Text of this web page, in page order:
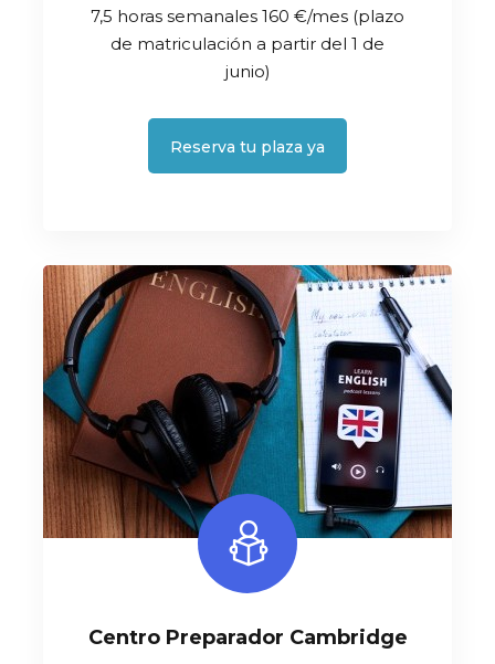
7,5 horas semanales 160 €/mes (plazo
de matriculación a partir del 1 de
junio)
Reserva tu plaza ya
Centro Preparador Cambridge